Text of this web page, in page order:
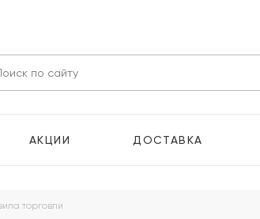
АКЦИИ ДОСТАВКА
торговли